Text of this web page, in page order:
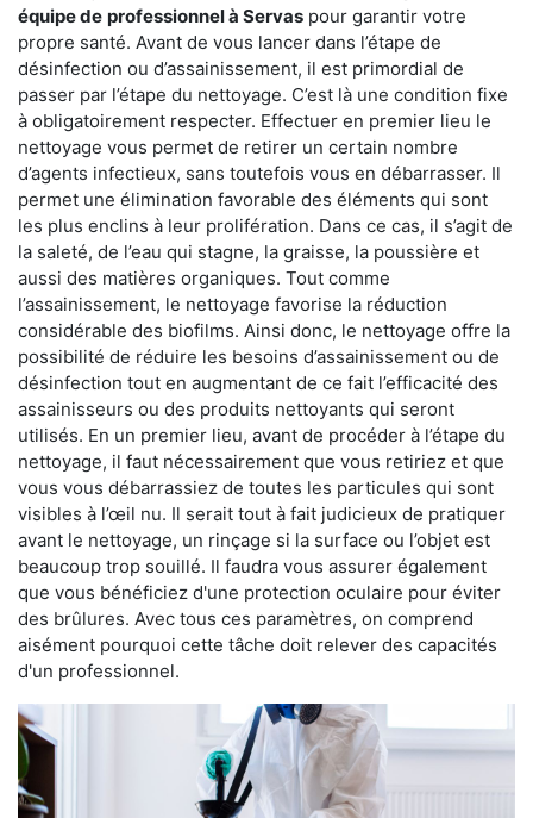
équipe de professionnel à Servas pour garantir votre
propre santé. Avant de vous lancer dans l’étape de
désinfection ou d’assainissement, il est primordial de
passer par l’étape du nettoyage. C’est là une condition fixe
à obligatoirement respecter. Effectuer en premier lieu le
nettoyage vous permet de retirer un certain nombre
d’agents infectieux, sans toutefois vous en débarrasser. Il
permet une élimination favorable des éléments qui sont
les plus enclins à leur prolifération. Dans ce cas, il s’agit de
la saleté, de l’eau qui stagne, la graisse, la poussière et
aussi des matières organiques. Tout comme
l’assainissement, le nettoyage favorise la réduction
considérable des biofilms. Ainsi donc, le nettoyage offre la
possibilité de réduire les besoins d’assainissement ou de
désinfection tout en augmentant de ce fait l’efficacité des
assainisseurs ou des produits nettoyants qui seront
utilisés. En un premier lieu, avant de procéder à l’étape du
nettoyage, il faut nécessairement que vous retiriez et que
vous vous débarrassiez de toutes les particules qui sont
visibles à l’œil nu. Il serait tout à fait judicieux de pratiquer
avant le nettoyage, un rinçage si la surface ou l’objet est
beaucoup trop souillé. Il faudra vous assurer également
que vous bénéficiez d'une protection oculaire pour éviter
des brûlures. Avec tous ces paramètres, on comprend
aisément pourquoi cette tâche doit relever des capacités
d'un professionnel.